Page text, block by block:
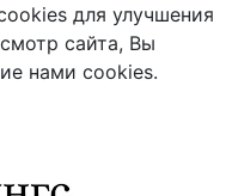
для улучшения
сайта, Вы
нами cookies.